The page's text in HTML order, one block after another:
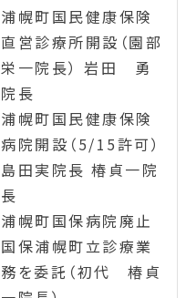
浦幌町国民健康保険
直営診療所開設（園部
栄一院長） 岩田 勇
院長
浦幌町国民健康保険
病院開設（5/15許可）
島田実院長 椿貞一院
長
浦幌町国保病院廃止
国保浦幌町立診療業
務を委託（初代 椿貞